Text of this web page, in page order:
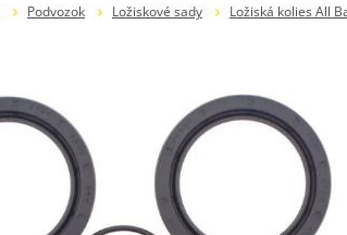
Podvozok Ložiskové sady Ložiská kolies All